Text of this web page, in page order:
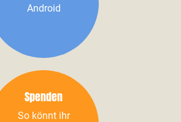
Android
Spenden
So könnt ihr